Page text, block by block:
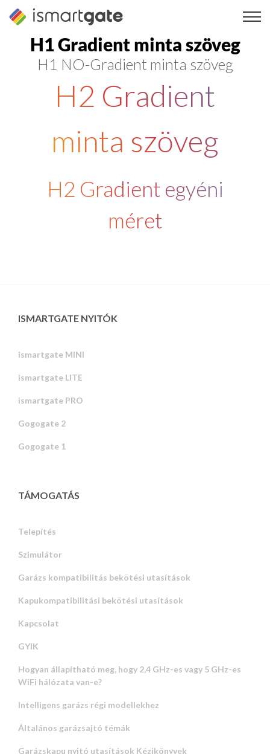
Ugrás
tartalomraH1 Gradient minta szöveg
H1 NO-Gradient minta szöveg
H2 Gradient
minta szöveg
H2 Gradient egyéni
méret
ISMARTGATE NYITÓK
ismartgate MINI
ismartgate LITE
ismartgate PRO
Gogogate 2
Gogogate 1
TÁMOGATÁS
Telepítés
Szimulátor
Garázs kompatibilitás bekötési utasítások
Kapukompatibilitási bekötési utasítások
Kapcsolat
GYIK
Hogyan állapítható meg, hogy 2,4 GHz-es vagy 5 GHz-es
WiFi hálózata van-e?
Intelligens garázs régi modellekhez
Általános garázsajtó témák
Garázskapu nyitó utasítások Kézikönyvek